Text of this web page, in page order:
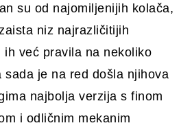
su od najomiljenijih kolača,
niz najrazličitijih
ih već pravila na nekoliko
sada je na red došla njihova
najbolja verzija s finom
i odličnim mekanim